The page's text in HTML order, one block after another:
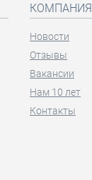
КОМПАНИЯ
Новости
Отзывы
Вакансии
Нам 10 лет
Контакты